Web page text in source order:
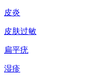
皮炎
皮肤过敏
扁平疣
湿疹